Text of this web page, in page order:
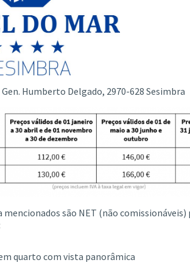
Humberto Delgado, 2970-628 Sesimbra
mencionados são NET (não
quarto com vista panorâmica